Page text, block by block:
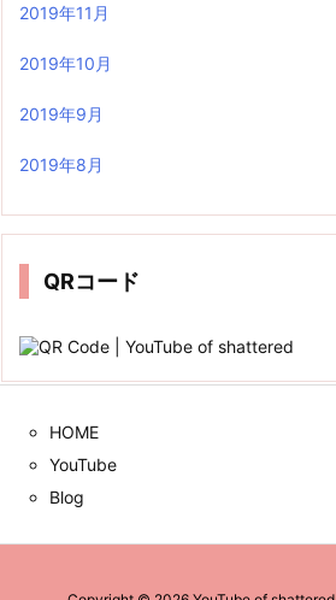
2019年11月
2019年10月
2019年9月
2019年8月
QRコード
HOME
YouTube
Blog